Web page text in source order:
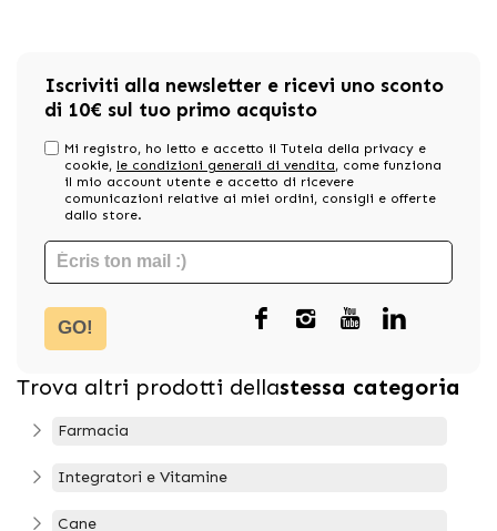
Iscriviti alla newsletter e ricevi uno sconto
di 10€ sul tuo primo acquisto
Mi registro, ho letto e accetto il Tutela della privacy e
cookie, le condizioni generali di vendita, come funziona
il mio account utente e accetto di ricevere
comunicazioni relative ai miei ordini, consigli e offerte
dallo store.
GO!
Trova altri prodotti dellastessa categoria
Farmacia
Integratori e Vitamine
Cane